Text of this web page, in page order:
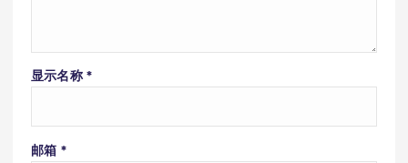
显示名称 *
邮箱 *